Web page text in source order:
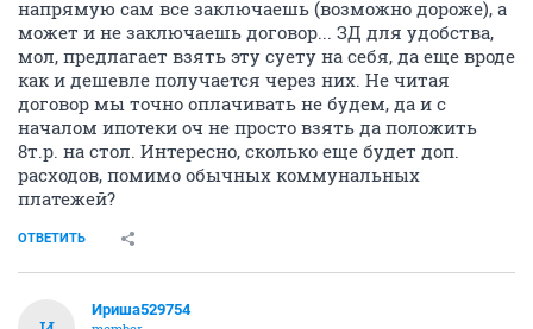
напрямую сам все заключаешь (возможно дороже), а
может и не заключаешь договор... ЗД для удобства,
мол, предлагает взять эту суету на себя, да еще вроде
как и дешевле получается через них. Не читая
договор мы точно оплачивать не будем, да и с
началом ипотеки оч не просто взять да положить
8т.р. на стол. Интересно, сколько еще будет доп.
расходов, помимо обычных коммунальных
платежей?
ОТВЕТИТЬ
Ириша529754